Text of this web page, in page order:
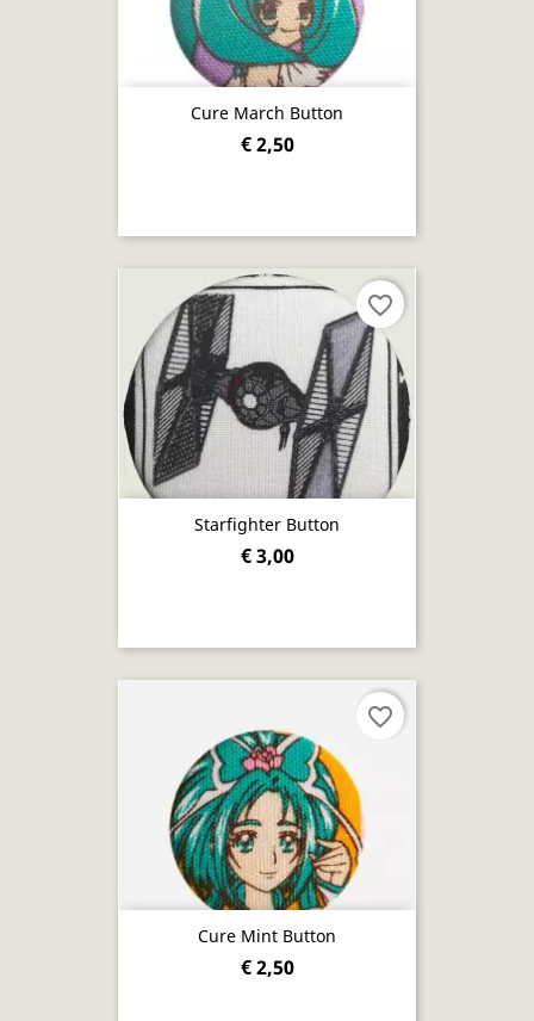
Cure March Button
€ 2,50
Starfighter Button
€ 3,00
favorite_border
Cure Mint Button
€ 2,50
favorite_border